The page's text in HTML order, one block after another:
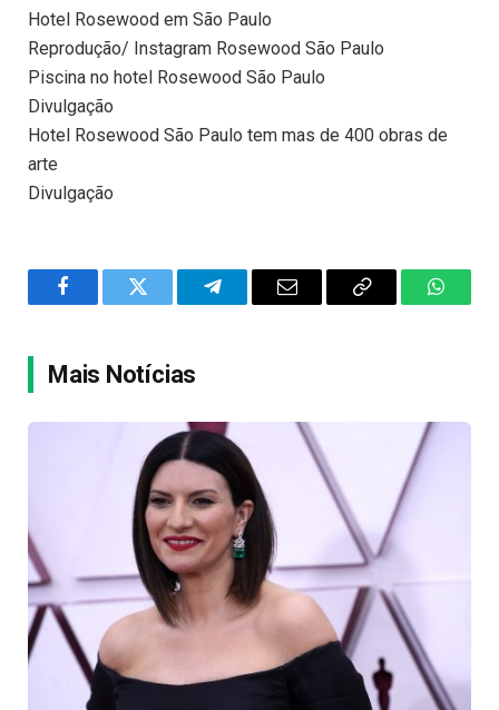
Hotel Rosewood em São Paulo
Reprodução/ Instagram Rosewood São Paulo
Piscina no hotel Rosewood São Paulo
Divulgação
Hotel Rosewood São Paulo tem mas de 400 obras de
arte
Divulgação
FacebookTwitter TelegramEmail
Copy
Mais Notícias